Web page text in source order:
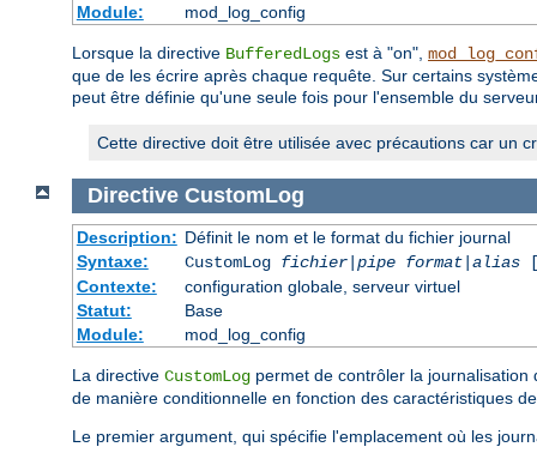
Module:
mod_log_config
Lorsque la directive BufferedLogs est à "on",
que de les écrire après chaque requête. Sur certains
peut être définie qu'une seule fois pour l'ensemble du
Cette directive doit être utilisée avec précautions car un
Directive CustomLog
Description: Définit le nom et le format du fichier journal
Syntaxe:
CustomLog fichier|pipe format|alias
Contexte:
configuration globale, serveur virtuel
Statut:
Base
Module:
mod_log_config
La directive CustomLog permet de contrôler la
de manière conditionnelle en fonction des caractéristiques
Le premier argument, qui spécifie l'emplacement où les